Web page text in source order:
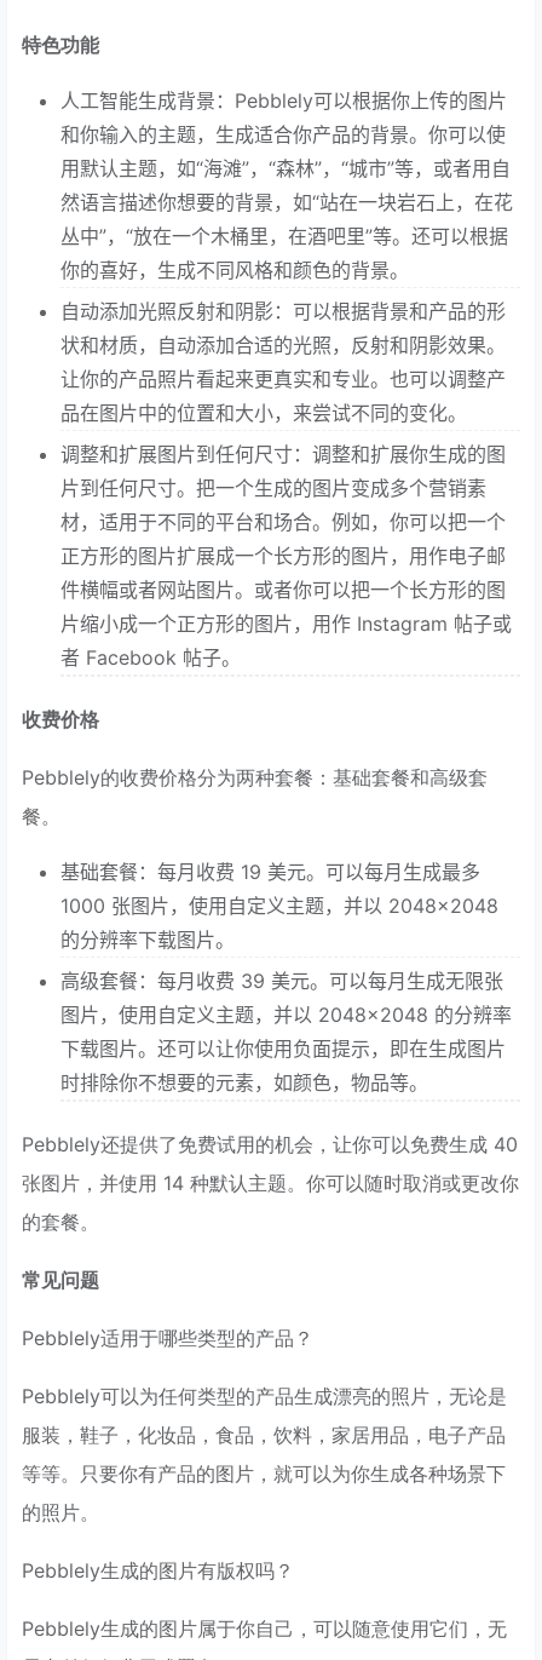
特色功能
人工智能生成背景：Pebblely可以根据你上传的图片
和你输入的主题，生成适合你产品的背景。你可以使
用默认主题，如“海滩”，“森林”，“城市”等，或者用自
然语言描述你想要的背景，如“站在一块岩石上，在花
丛中”，“放在一个木桶里，在酒吧里”等。还可以根据
你的喜好，生成不同风格和颜色的背景。
自动添加光照反射和阴影：可以根据背景和产品的形
状和材质，自动添加合适的光照，反射和阴影效果。
让你的产品照片看起来更真实和专业。也可以调整产
品在图片中的位置和大小，来尝试不同的变化。
调整和扩展图片到任何尺寸：调整和扩展你生成的图
片到任何尺寸。把一个生成的图片变成多个营销素
材，适用于不同的平台和场合。例如，你可以把一个
正方形的图片扩展成一个长方形的图片，用作电子邮
件横幅或者网站图片。或者你可以把一个长方形的图
片缩小成一个正方形的图片，用作 Instagram 帖子或
者 Facebook 帖子。
收费价格
Pebblely的收费价格分为两种套餐：基础套餐和高级套
餐。
基础套餐：每月收费 19 美元。可以每月生成最多
1000 张图片，使用自定义主题，并以 2048×2048
的分辨率下载图片。
高级套餐：每月收费 39 美元。可以每月生成无限张
图片，使用自定义主题，并以 2048×2048 的分辨率
下载图片。还可以让你使用负面提示，即在生成图片
时排除你不想要的元素，如颜色，物品等。
Pebblely还提供了免费试用的机会，让你可以免费生成 40
张图片，并使用 14 种默认主题。你可以随时取消或更改你
的套餐。
常见问题
Pebblely适用于哪些类型的产品？
Pebblely可以为任何类型的产品生成漂亮的照片，无论是
服装，鞋子，化妆品，食品，饮料，家居用品，电子产品
等等。只要你有产品的图片，就可以为你生成各种场景下
的照片。
Pebblely生成的图片有版权吗？
Pebblely生成的图片属于你自己，可以随意使用它们，无